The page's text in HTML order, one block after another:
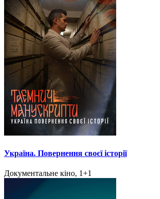
Україна. Повернення своєї історії
Документальне кіно, 1+1